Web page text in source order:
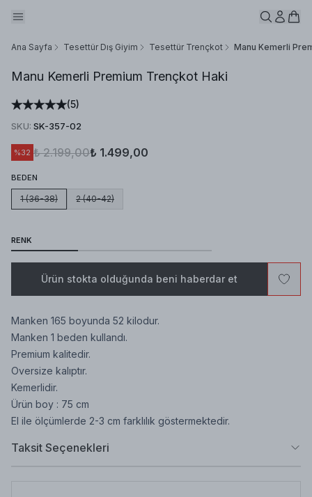
Ana Sayfa Tesettür Dış Giyim Tesettür Trençkot Manu Kemerli
Manu Kemerli Premium Trençkot Haki
(5)
SKU: SK-357-02
%32 ₺ 2.199,00₺ 1.499,00
BEDEN
1 (36-38) 2 (40-42)
RENK
Ürün stokta olduğunda beni haberdar et
Manken 165 boyunda 52 kilodur.
Manken 1 beden kullandı.
Premium kalitedir.
Oversize kalıptır.
Kemerlidir.
Ürün boy : 75 cm
El ile ölçümlerde 2-3 cm farklılık göstermektedir.
Taksit Seçenekleri